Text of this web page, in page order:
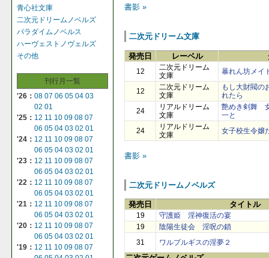
青心社文庫
二次元ドリームノベルズ
パラダイムノベルス
ハーヴェストノヴェルズ
その他
刊行月一覧
'26： 08 07 06 05 04 03
02 01
'25： 12 11 10 09 08 07
06 05 04 03 02 01
'24： 12 11 10 09 08 07
06 05 04 03 02 01
'23： 12 11 10 09 08 07
06 05 04 03 02 01
'22： 12 11 10 09 08 07
06 05 04 03 02 01
'21： 12 11 10 09 08 07
06 05 04 03 02 01
'20： 12 11 10 09 08 07
06 05 04 03 02 01
'19： 12 11 10 09 08 07
書影 »
二次元ドリーム文庫
発売日 レーベル
12
二次元ドリーム
文庫
暴れん坊メイ
12
二次元ドリーム
文庫
もし大財閥の
れたら
24
リアルドリーム
文庫
艶めき剣舞
一と
24
リアルドリーム
文庫
女子校生令嬢
書影 »
二次元ドリームノベルズ
発売日 タイトル
19
守護姫 淫神復活の宴
19
陰陽生徒会 淫呪の鎖
31
ワルプルギスの淫夢２